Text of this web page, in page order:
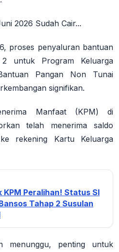
2026 Sudah Cair...
proses penyaluran bantuan
untuk Program Keluarga
Pangan Non Tunai
signifikan.
Manfaat (KPM) di
telah menerima saldo
rekening Kartu Keluarga
KPM Peralihan! Status SI
Tahap 2 Susulan
menunggu, penting untuk